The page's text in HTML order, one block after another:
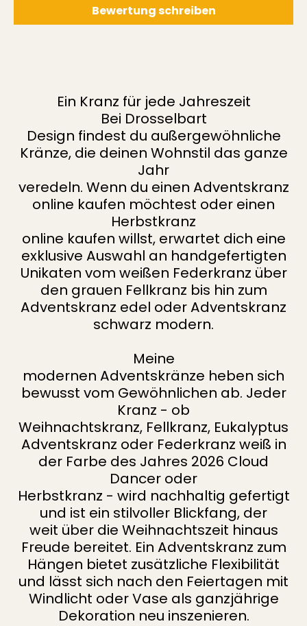
Bewertung schreiben
Ein Kranz für jede Jahreszeit
Bei Drosselbart
Design findest du außergewöhnliche
Kränze, die deinen Wohnstil das ganze
Jahr
veredeln. Wenn du einen Adventskranz
online kaufen möchtest oder einen
Herbstkranz
online kaufen willst, erwartet dich eine
exklusive Auswahl an handgefertigten
Unikaten vom weißen Federkranz über
den grauen Fellkranz bis hin zum
Adventskranz edel oder Adventskranz
schwarz modern.
Meine
modernen Adventskränze heben sich
bewusst vom Gewöhnlichen ab. Jeder
Kranz - ob
Weihnachtskranz, Fellkranz, Eukalyptus
Adventskranz oder Federkranz weiß in
der Farbe des Jahres 2026 Cloud
Dancer oder
Herbstkranz - wird nachhaltig gefertigt
und ist ein stilvoller Blickfang, der
weit über die Weihnachtszeit hinaus
Freude bereitet. Ein Adventskranz zum
Hängen bietet zusätzliche Flexibilität
und lässt sich nach den Feiertagen mit
Windlicht oder Vase als ganzjährige
Dekoration neu inszenieren.